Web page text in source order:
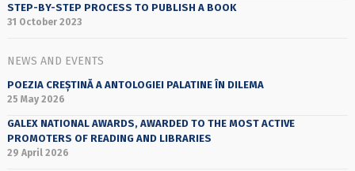
STEP-BY-STEP PROCESS TO PUBLISH A BOOK
31 October 2023
NEWS AND EVENTS
POEZIA CREȘTINĂ A ANTOLOGIEI PALATINE ÎN DILEMA
25 May 2026
GALEX NATIONAL AWARDS, AWARDED TO THE MOST ACTIVE
PROMOTERS OF READING AND LIBRARIES
29 April 2026